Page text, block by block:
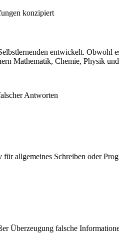
konzipiert
entwickelt. Obwohl
Mathematik, Chemie, Physik
Antworten
allgemeines Schreiben oder
Überzeugung falsche